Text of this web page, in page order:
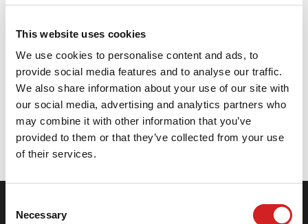
This website uses cookies
We use cookies to personalise content and ads, to
provide social media features and to analyse our traffic.
We also share information about your use of our site with
our social media, advertising and analytics partners who
may combine it with other information that you’ve
provided to them or that they’ve collected from your use
of their services.
Selection
Necessary
ROADTEC™ Scooter ha un’estrema flessibilità e
condizioni meteorologiche, temperature di
esercizio e superfici stradali, in aree urbane e non
Specifiche